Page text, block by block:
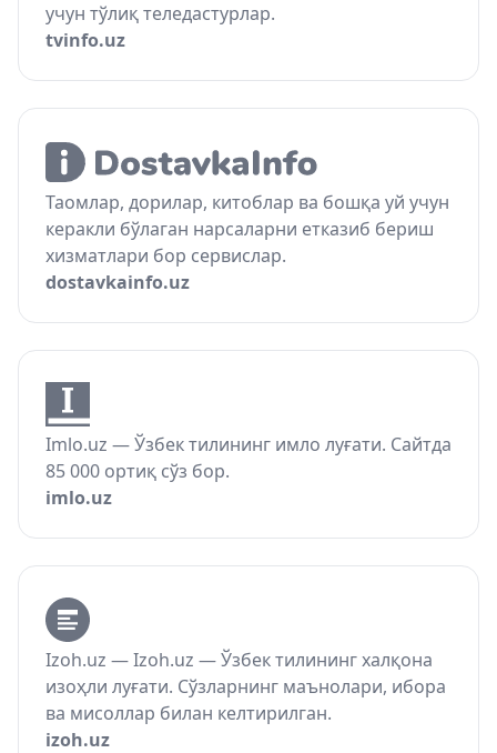
учун тўлиқ теледастурлар.
tvinfo.uz
Таомлар, дорилар, китоблар ва бошқа уй учун
керакли бўлаган нарсаларни етказиб бериш
хизматлари бор сервислар.
dostavkainfo.uz
Imlo.uz — Ўзбек тилининг имло луғати. Сайтда
85 000 ортиқ сўз бор.
imlo.uz
Izoh.uz — Izoh.uz — Ўзбек тилининг халқона
изоҳли луғати. Сўзларнинг маънолари, ибора
ва мисоллар билан келтирилган.
izoh.uz